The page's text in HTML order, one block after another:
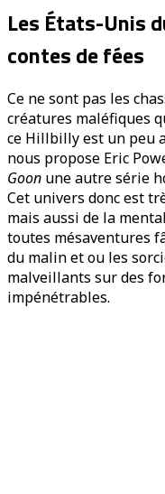
Les États-Unis
contes de fées
Ce ne sont pas les
créatures maléfiques
ce Hillbilly est un peu
nous propose Eric
Goon une autre série
Cet univers donc est
mais aussi de la
toutes mésaventures
du malin et ou les
malveillants sur des
impénétrables.